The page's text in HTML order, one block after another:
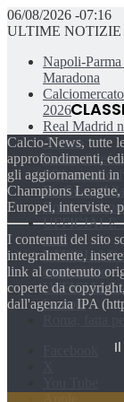
06/08/2026 -07:16
ULTIME NOTIZIE
Napoli-
Maradona
2026
Real Madrid
Alonso
Como,
l’Olympiacos!
De Gea:
Roma, due
UFFICIALE
nota
UFFICIALE
comunicato
UFFICIALE –
La nota
Calcio-News, tutte
approfondimenti,
gli aggiornamenti in
Champions
Europei, interviste,
I contenuti del sito
integralmente,
link al contenuto
coperte da
dall'agenzia IPA